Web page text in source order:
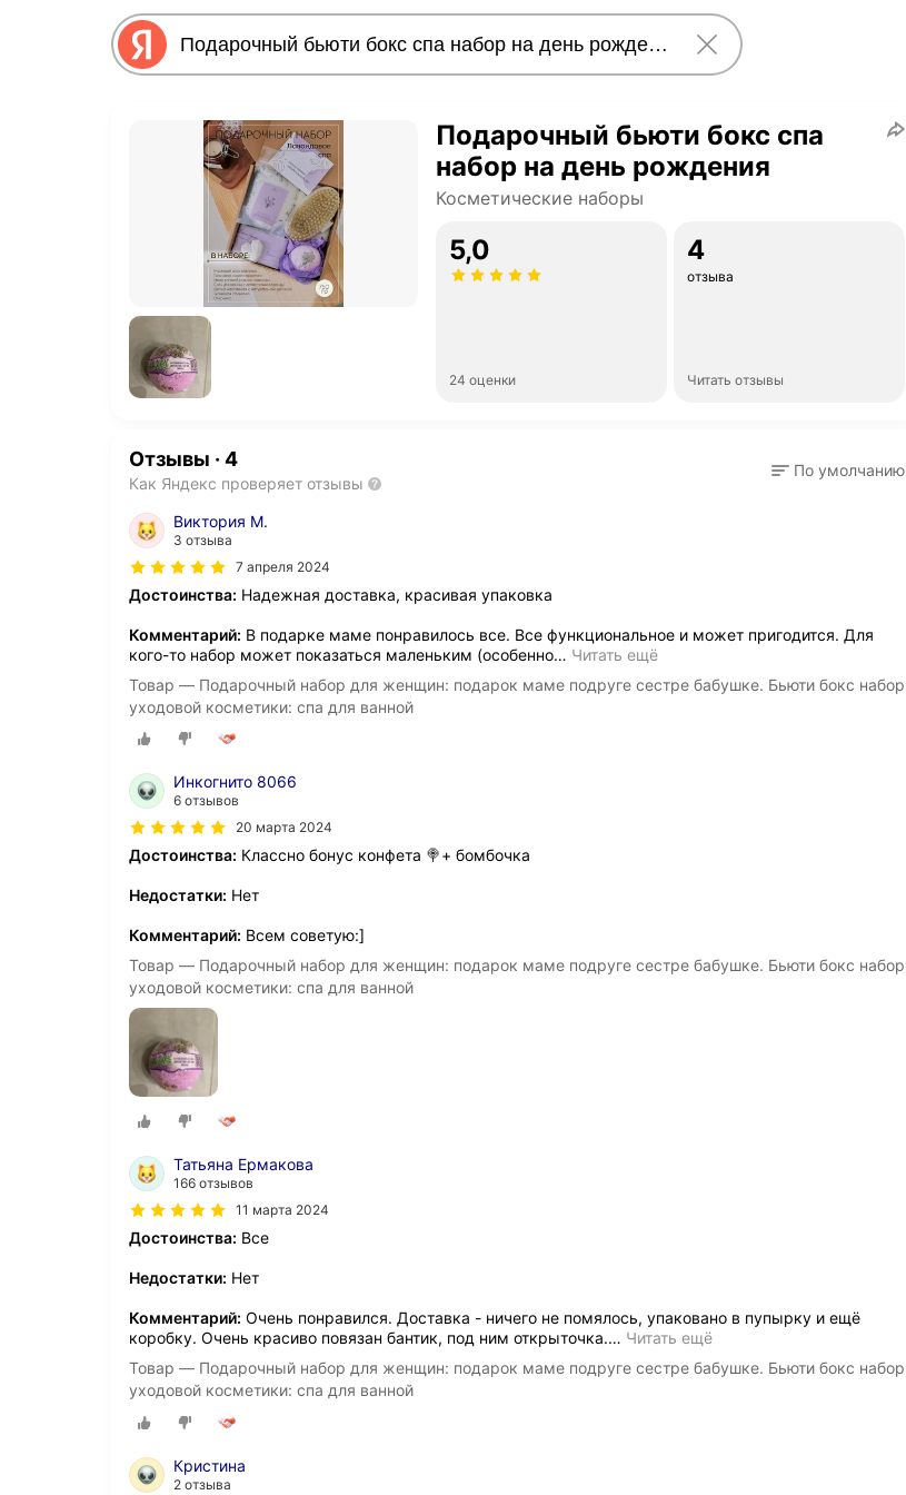
Подарочный бьюти бокс спа
набор на день рождения
Косметические наборы
5,0
24 оценки
4
отзыва
Читать отзывы
Отзывы · 4
Как Яндекс проверяет отзывы
По умолчанию
Виктория М.
3 отзыва
7 апреля 2024
Достоинства: Надежная доставка, красивая упаковка
Комментарий: В подарке маме понравилось все. Все функциональное и может пригодится. Для
кого-то набор может показаться маленьким (особенно… Читать ещё
Товар — Подарочный набор для женщин: подарок маме подруге сестре бабушке. Бьюти бокс набор
уходовой косметики: спа для ванной
Инкогнито 8066
6 отзывов
20 марта 2024
Достоинства: Классно бонус конфета 🍭+ бомбочка
Недостатки: Нет
Комментарий: Всем советую:]
Товар — Подарочный набор для женщин: подарок маме подруге сестре бабушке. Бьюти бокс набор
уходовой косметики: спа для ванной
Татьяна Ермакова
166 отзывов
11 марта 2024
Достоинства: Все
Недостатки: Нет
Комментарий: Очень понравился. Доставка - ничего не помялось, упаковано в пупырку и ещё
коробку. Очень красиво повязан бантик, под ним открыточка.… Читать ещё
Товар — Подарочный набор для женщин: подарок маме подруге сестре бабушке. Бьюти бокс набор
уходовой косметики: спа для ванной
Кристина
2 отзыва